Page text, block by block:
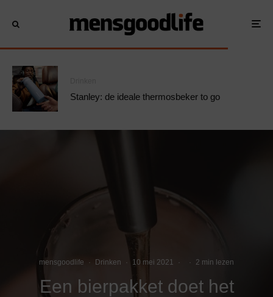
Stanley: de ideale thermosbeker to go
mensgoodlife · Drinken · 10 mei 2021 · · 2 min lezen
Een bierpakket doet het